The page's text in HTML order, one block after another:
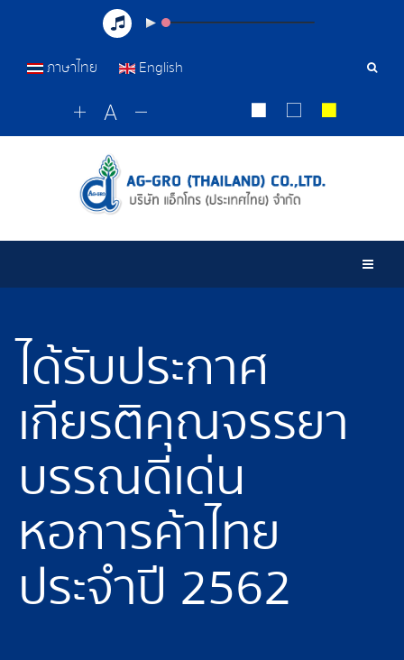
ภาษาไทย English
ได้รับประกาศ
เกียรติคุณจรรยา
บรรณดีเด่น
หอการค้าไทย
ประจำปี 2562